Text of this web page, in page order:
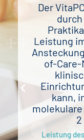
zeichnete sich
analytische
signifikanten
dass er als Point-
verschiedenen
ambulanten
werden
eine schnelle
von SARS-CoV-
SARS-CoV-2-Assays